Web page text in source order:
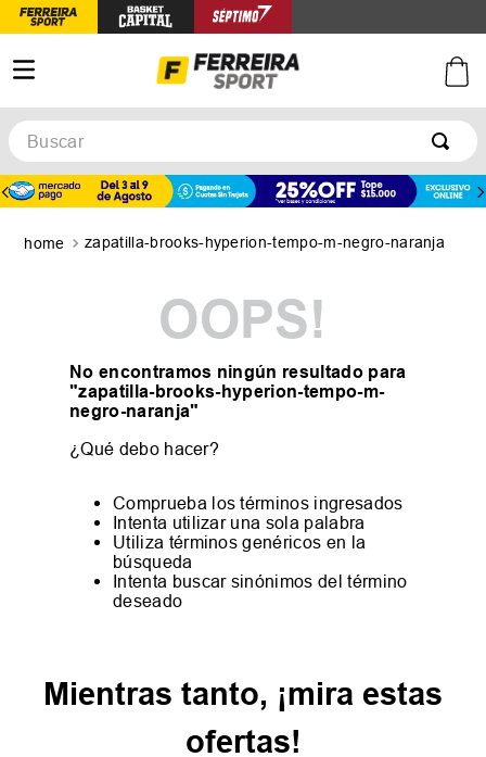
Buscar
zapatilla-brooks-hyperion-tempo-m-negro-naranja
OOPS!
No encontramos ningún resultado para
"zapatilla-brooks-hyperion-tempo-m-
negro-naranja"
¿Qué debo hacer?
Comprueba los términos ingresados
Intenta utilizar una sola palabra
Utiliza términos genéricos en la
búsqueda
Intenta buscar sinónimos del término
deseado
Mientras tanto, ¡mira estas
ofertas!
TÉRMINOS MÁS BUSCADOS
zapatillas
zapatillas mujer
zapatillas adidas